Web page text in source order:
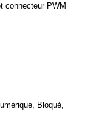
connecteur PWM
Bloqué,